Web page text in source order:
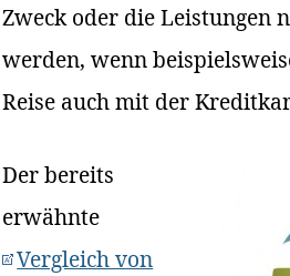
Zweck oder die Leistungen
werden, wenn
Reise auch mit der
Der bereits
erwähnte
Vergleich von